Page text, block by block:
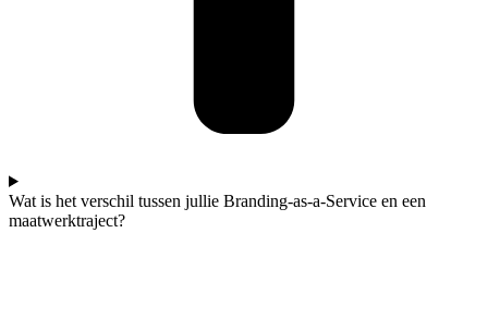
Wat is het verschil tussen jullie Branding-as-a-Service en een
maatwerktraject?